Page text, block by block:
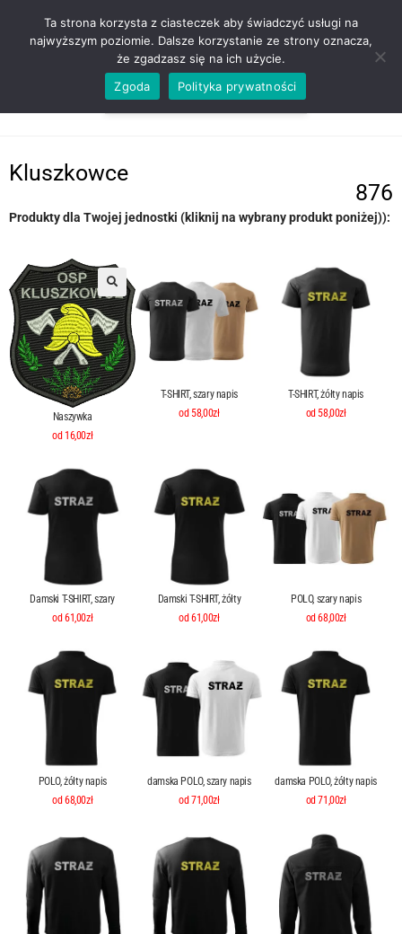
ZADZWOŃ TEL. 600 352 938
Kluszkowce
876
Produkty dla Twojej jednostki (kliknij na wybrany produkt poniżej)):
Naszywka
od 16,00zł
T-SHIRT, szary napis
od 58,00zł
T-SHIRT, żółty napis
od 58,00zł
Damski T-SHIRT, szary
od 61,00zł
Damski T-SHIRT, żółty
od 61,00zł
POLO, szary napis
od 68,00zł
POLO, żółty napis
od 68,00zł
damska POLO, szary napis
od 71,00zł
damska POLO, żółty napis
od 71,00zł
Ta strona korzysta z ciasteczek aby świadczyć usługi na
najwyższym poziomie. Dalsze korzystanie ze strony oznacza,
że zgadzasz się na ich użycie.
Zgoda
Polityka prywatności